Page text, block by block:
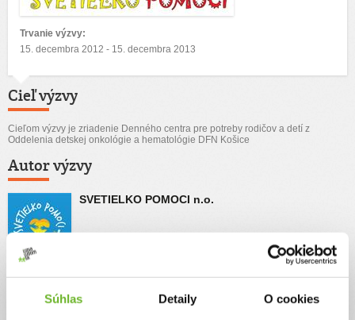
Súhlas Detaily O cookies
Trvanie výzvy:
15. decembra 2012 - 15. decembra 2013
Cieľ výzvy
Cieľom výzvy je zriadenie Denného centra pre potreby rodičov a detí z
Oddelenia detskej onkológie a hematológie DFN Košice
Autor výzvy
SVETIELKO POMOCI n.o.
Príbeh